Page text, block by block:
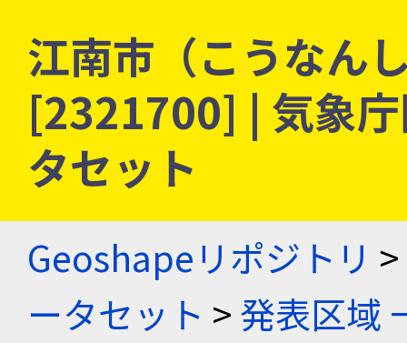
江南市（こうなん
[2321700] | 気象
タセット
Geoshapeリポジトリ >
ータセット >発表区域